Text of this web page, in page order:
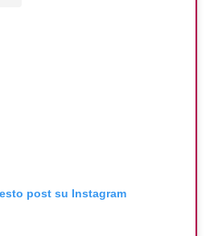
post su Instagram